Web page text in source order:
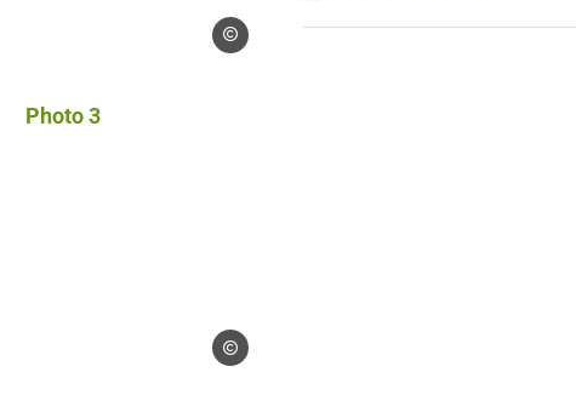
Droits gérés – Anne-Flore Gruson
Photo 3, © Droits gérés – Anne-Flore Gruson
Droits gérés – Anne-Flore Gruson